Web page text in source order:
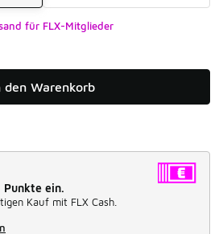
für FLX-Mitglieder
den Warenkorb
ein.
Kauf mit FLX Cash.